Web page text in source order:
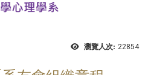
瀏覽人次: 22854